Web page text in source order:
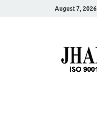
August 7, 2026